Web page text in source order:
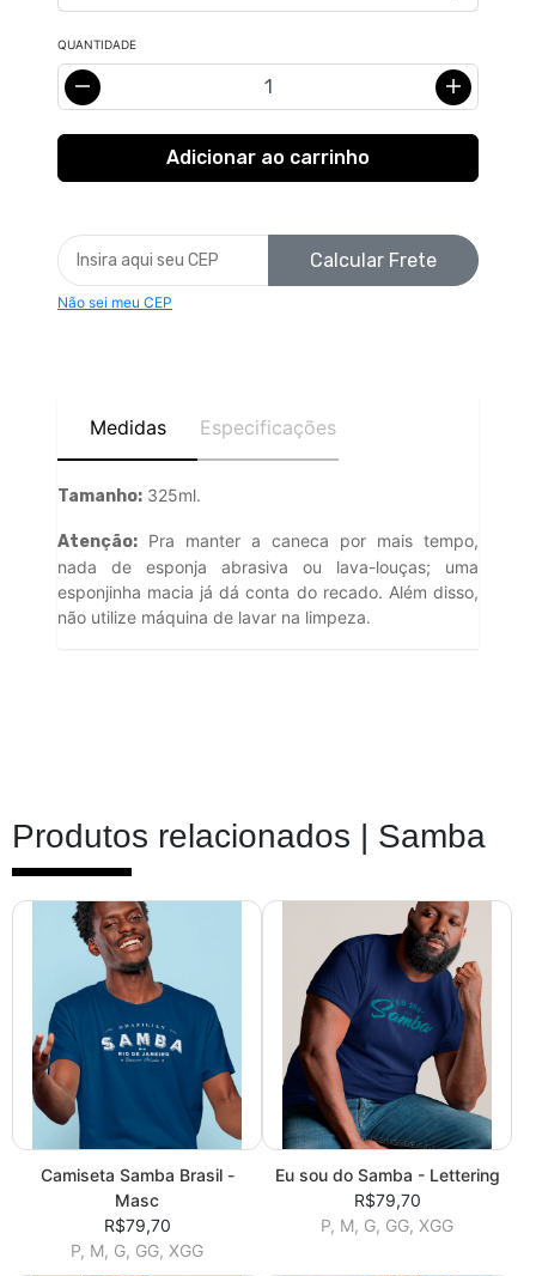
QUANTIDADE
Calcular Frete
Não sei meu CEP
Medidas Especificações
Tamanho: 325ml.
Atenção: Pra manter a caneca por mais tempo,
nada de esponja abrasiva ou lava-louças; uma
esponjinha macia já dá conta do recado. Além disso,
não utilize máquina de lavar na limpeza.
Produtos relacionados | Samba
Camiseta Samba Brasil -
Masc
R$79,70
P, M, G, GG, XGG
Eu sou do Samba - Lettering
R$79,70
P, M, G, GG, XGG